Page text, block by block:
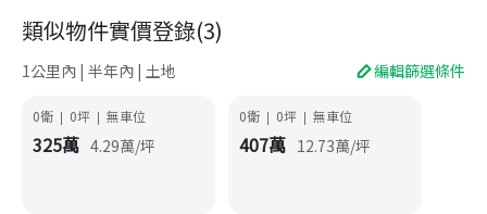
類似物件實價登錄(3)
1公里內 | 半年內 | 土地 編輯篩選條件
0衛 | 0坪 | 無車位
325萬 4.29萬/坪
0衛 | 0坪 | 無車位
407萬 12.73萬/坪